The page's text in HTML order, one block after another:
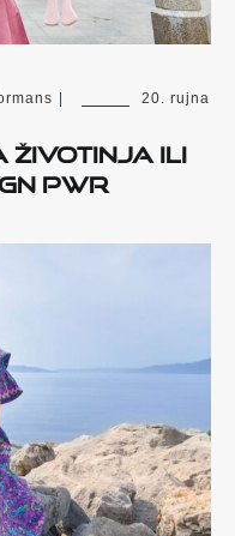
20. rujna
životinja ili
pwr